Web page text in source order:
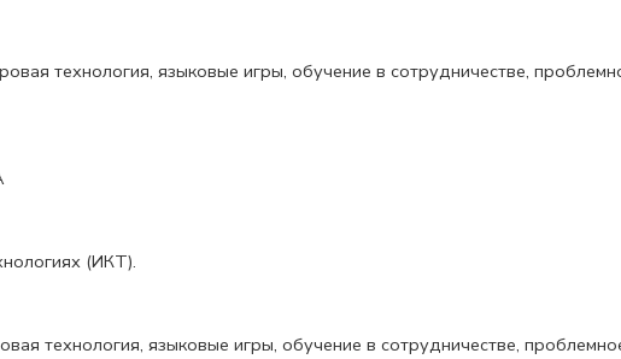
технология, языковые игры, обучение в сотрудничестве,
(ИКТ).
технология, языковые игры, обучение в сотрудничестве,